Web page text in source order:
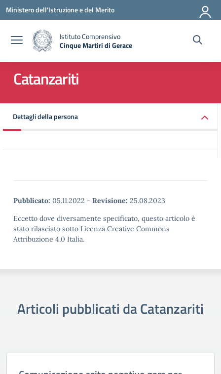
Vai ai contenuti
Vai al menu di navigazione
Vai al footer
Ministero dell'Istruzione e del Merito
Istituto Comprensivo
Cinque Martiri di Gerace
Catanzariti
Dettagli della persona
Pubblicato: 05.11.2022 - Revisione: 25.08.2023
Eccetto dove diversamente specificato, questo articolo è
stato rilasciato sotto Licenza Creative Commons
Attribuzione 4.0 Italia.
Articoli pubblicati da Catanzariti